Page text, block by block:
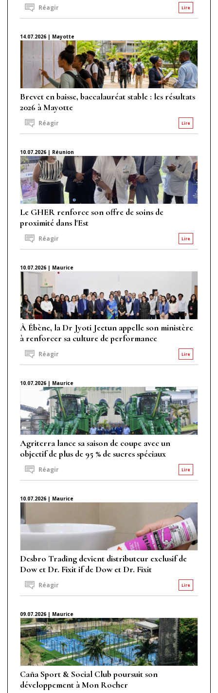
Lire
Réagir
14.07.2026 | Mayotte
Brevet en baisse, baccalauréat stable : les résultats
2026 à Mayotte
Lire
Réagir
10.07.2026 | Réunion
Le GHER renforce son offre de soins de
proximité dans l'Est
Lire
Réagir
10.07.2026 | Maurice
À Ébène, la Dr Jyoti Jeetun appelle son ministère
à renforcer sa culture de performance
Lire
Réagir
10.07.2026 | Maurice
Agriterra lance sa saison de coupe avec un
objectif de plus de 95 % de sucres spéciaux
Lire
Réagir
10.07.2026 | Maurice
Desbro Trading devient distributeur exclusif de
Dow et Dr. Fixit if de Dow et Dr. Fixit
Lire
Réagir
09.07.2026 | Maurice
Caña Sport & Social Club poursuit son
développement à Mon Rocher